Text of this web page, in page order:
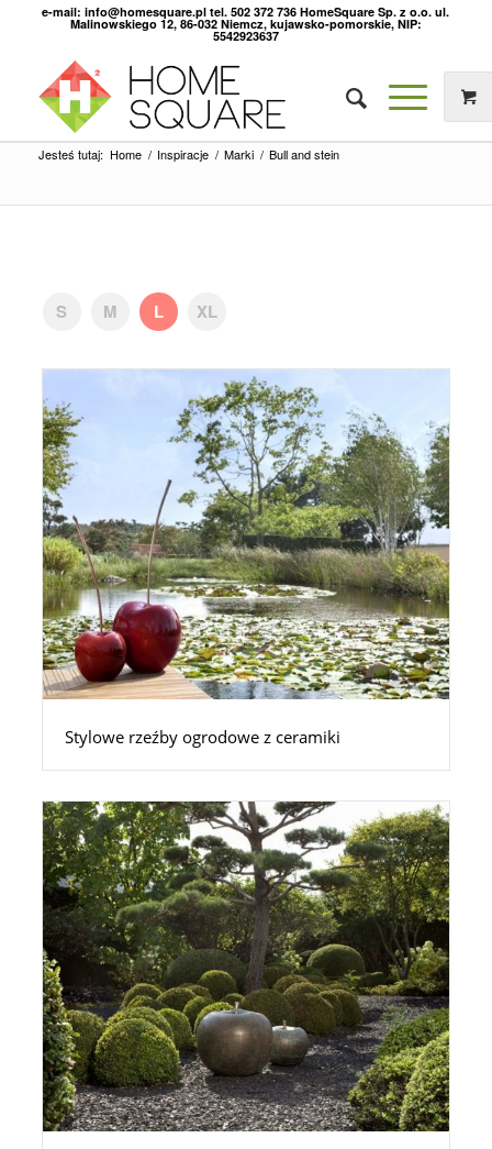
e-mail: info@homesquare.pl tel. 502 372 736 HomeSquare Sp. z o.o. ul.
Malinowskiego 12, 86-032 Niemcz, kujawsko-pomorskie, NIP:
5542923637
Jesteś tutaj: Home / Inspiracje / Marki / Bull and stein
S M L XL
Stylowe rzeźby ogrodowe z ceramiki